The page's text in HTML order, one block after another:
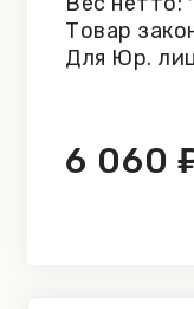
Товар
Для Юр.
6 060